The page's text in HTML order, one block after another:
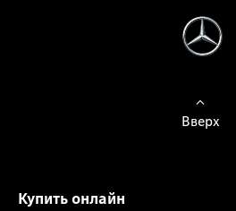
Вверх
Купить онлайн